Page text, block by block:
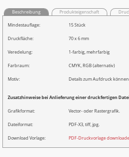
Beschreibung Produkteigenschaft
Mindestauflage: 15 Stück
Druckfläche: 70 x 6 mm
Veredelung: 1-farbig, mehrfarbig
Farbraum: CMYK, RGB (alternativ)
Motiv: Details zum Aufdruck
Zusatzhinweise bei Anlieferung einer druckfertigen
Grafikformat: Vector- oder Rastergrafik.
Dateiformat: PDF-X3, tiff, jpg.
Download Vorlage: PDF-Druckvorlage